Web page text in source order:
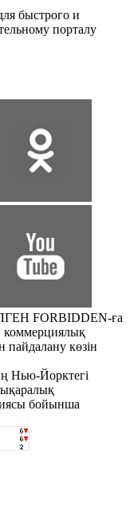
быстрого и
порталу
FORBIDDEN-ға
коммерциялық
пайдалану көзін
Нью-Йорктегі
бойынша